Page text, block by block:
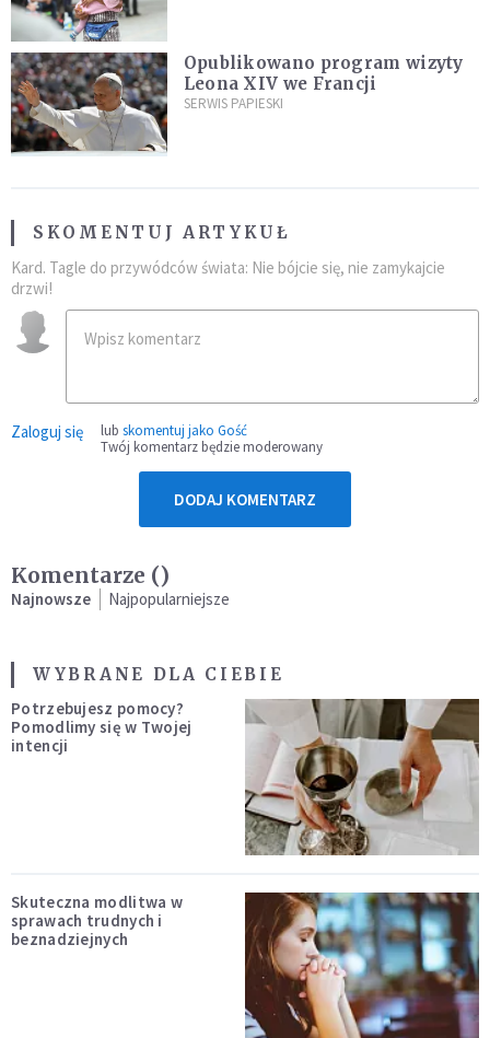
Opublikowano program wizyty
Leona XIV we Francji
SERWIS PAPIESKI
SKOMENTUJ ARTYKUŁ
Kard. Tagle do przywódców świata: Nie bójcie się, nie zamykajcie
drzwi!
Zaloguj się lub skomentuj jako Gość
Twój komentarz będzie moderowany
DODAJ KOMENTARZ
Komentarze ()
Najnowsze Najpopularniejsze
WYBRANE DLA CIEBIE
Potrzebujesz pomocy?
Pomodlimy się w Twojej
intencji
Skuteczna modlitwa w
sprawach trudnych i
beznadziejnych